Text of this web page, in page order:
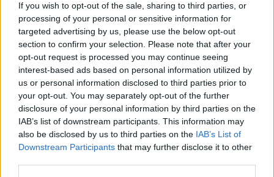
If you wish to opt-out of the sale, sharing to third parties, or
processing of your personal or sensitive information for
targeted advertising by us, please use the below opt-out
section to confirm your selection. Please note that after your
opt-out request is processed you may continue seeing
interest-based ads based on personal information utilized by
us or personal information disclosed to third parties prior to
your opt-out. You may separately opt-out of the further
disclosure of your personal information by third parties on the
IAB’s list of downstream participants. This information may
also be disclosed by us to third parties on the IAB’s List of
Downstream Participants that may further disclose it to other
Ακολουθήστε το Pink.gr στοGoogle Newsκαι
μάθετε πρώτοιτα πιο hot νέα.
Ακολουθήστε το Pink.gr και στοInstagram
ΔΙΑΦΗΜΙΣΗ